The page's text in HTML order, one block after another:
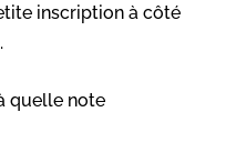
inscription à côté
quelle note